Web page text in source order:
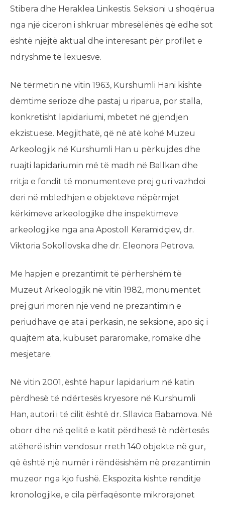
Stibera dhe Heraklea Linkestis. Seksioni u shoqërua
nga një ciceron i shkruar mbresëlënës që edhe sot
është njëjtë aktual dhe interesant për profilet e
ndryshme të lexuesve.
Në tërmetin në vitin 1963, Kurshumli Hani kishte
dëmtime serioze dhe pastaj u riparua, por stalla,
konkretisht lapidariumi, mbetet në gjendjen
ekzistuese. Megjithatë, që në atë kohë Muzeu
Arkeologjik në Kurshumli Han u përkujdes dhe
ruajti lapidariumin më të madh në Ballkan dhe
rritja e fondit të monumenteve prej guri vazhdoi
deri në mbledhjen e objekteve nëpërmjet
kërkimeve arkeologjike dhe inspektimeve
arkeologjike nga ana Apostoll Keramidçiev, dr.
Viktoria Sokollovska dhe dr. Eleonora Petrova.
Me hapjen e prezantimit të përhershëm të
Muzeut Arkeologjik në vitin 1982, monumentet
prej guri morën një vend në prezantimin e
periudhave që ata i përkasin, në seksione, apo siç i
quajtëm ata, kubuset pararomake, romake dhe
mesjetare.
Në vitin 2001, është hapur lapidarium në katin
përdhesë të ndërtesës kryesore në Kurshumli
Han, autori i të cilit është dr. Sllavica Babamova. Në
oborr dhe në qelitë e katit përdhesë të ndërtesës
atëherë ishin vendosur rreth 140 objekte në gur,
që është një numër i rëndësishëm në prezantimin
muzeor nga kjo fushë. Ekspozita kishte renditje
kronologjike, e cila përfaqësonte mikrorajonet